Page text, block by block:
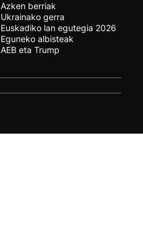
Azken berriak
Ukrainako gerra
Euskadiko lan egutegia 2026
Eguneko albisteak
AEB eta Trump